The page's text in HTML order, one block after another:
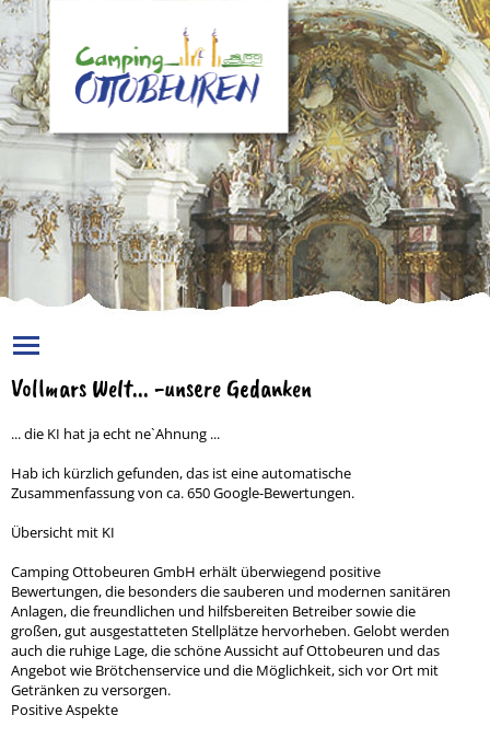
Vollmars Welt... -unsere Gedanken
... die KI hat ja echt ne`Ahnung ...
Hab ich kürzlich gefunden, das ist eine automatische
Zusammenfassung von ca. 650 Google-Bewertungen.
Übersicht mit KI
Camping Ottobeuren GmbH erhält überwiegend positive
Bewertungen, die besonders die sauberen und modernen sanitären
Anlagen, die freundlichen und hilfsbereiten Betreiber sowie die
großen, gut ausgestatteten Stellplätze hervorheben. Gelobt werden
auch die ruhige Lage, die schöne Aussicht auf Ottobeuren und das
Angebot wie Brötchenservice und die Möglichkeit, sich vor Ort mit
Getränken zu versorgen.
Positive Aspekte